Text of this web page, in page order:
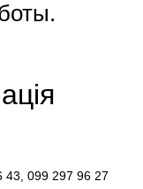
43, 099 297 96 27